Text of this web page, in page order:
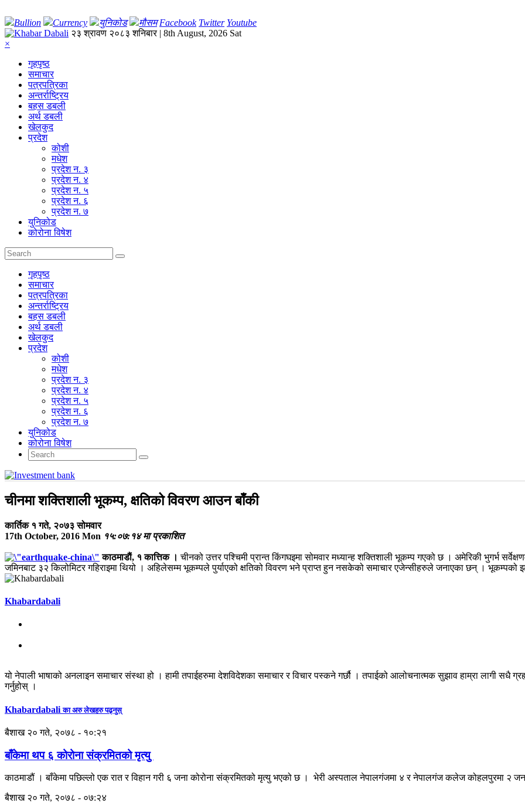
Bullion Currency युनिकोड मौसम Facebook Twitter Youtube
२३ श्रावण २०८३ शनिबार | 8th August, 2026 Sat
×
गृहपृष्‍ठ
समाचार
पत्रपत्रिका
अन्तर्राष्ट्रिय
बहस डबली
अर्थ डबली
खेलकुद
प्रदेश
कोशी
मधेश
प्रदेश न. ३
प्रदेश न. ४
प्रदेश न. ५
प्रदेश न. ६
प्रदेश न. ७
युनिकोड
कोरोना विषेश
गृहपृष्‍ठ
समाचार
पत्रपत्रिका
अन्तर्राष्ट्रिय
बहस डबली
अर्थ डबली
खेलकुद
प्रदेश
कोशी
मधेश
प्रदेश न. ३
प्रदेश न. ४
प्रदेश न. ५
प्रदेश न. ६
प्रदेश न. ७
युनिकोड
कोरोना विषेश
चीनमा शक्तिशाली भूकम्प, क्षतिको विवरण आउन बाँकी
कार्तिक १ गते, २०७३ सोमवार
17th October, 2016 Mon १५:०७:१४ मा प्रकाशित
काठमाडाैं, १ कात्तिक । चीनको उत्तर पश्चिमी प्रान्त किंगघइमा सोमवार मध्यान्ह शक्तिशाली भूकम्प गएको छ । अमेरिकी भुगर्भ
जमिनबाट ३२ किलोमिटर गहिराइमा थियो । अहिलेसम्म भूकम्पले पुर्याएको क्षतिको विवरण भने प्राप्त हुन नसकेको समाचार एजेन्सीहरुले जनाएका छन् ।
Khabardabali
यो नेपाली भाषाको अनलाइन समाचार संस्था हो । हामी तपाईहरुमा देशविदेशका समाचार र विचार पस्कने गर्छौ । तपाईको आलोचनात्मक सुझाव हाम्रा लागी सधै
गर्नुहोस् ।
Khabardabaliका अरु लेखहरु पढ्नुस्
बैशाख २० गते, २०७८ - १०:२१
बाँकेमा थप ६ कोरोना संक्रमितको मृत्यु
काठमाडौं । बाँकेमा पछिल्लो एक रात र विहान गरी ६ जना कोरोना संक्रमितको मृत्यु भएको छ । भेरी अस्पताल नेपालगंजमा ४ र नेपालगंज कलेज कोहलपुरमा २
बैशाख २० गते, २०७८ - ०७:२४